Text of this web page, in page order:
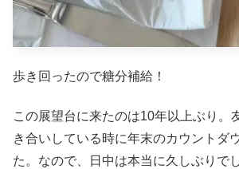
歩き回ったので糖分補給！
この展望台に来たのは10年以上ぶり。
き合いしている時に年末のカウントダ
た。なので、日中は本当に久しぶりでし